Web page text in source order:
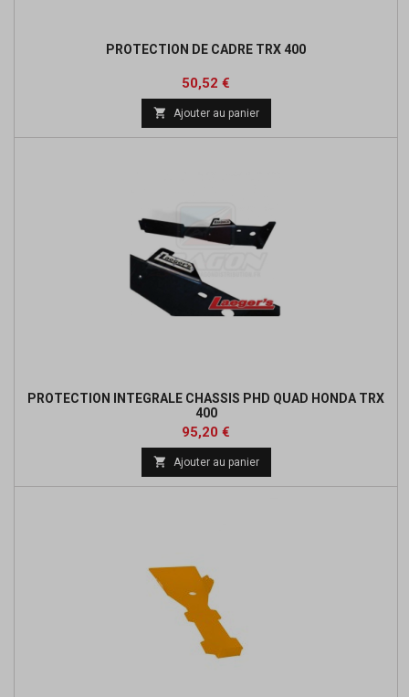
PROTECTION DE CADRE TRX 400
Prix
50,52 €
base
 Ajouter au panier
PROTECTION INTEGRALE CHASSIS PHD QUAD HONDA TRX
400
Prix
95,20 €
base
 Ajouter au panier